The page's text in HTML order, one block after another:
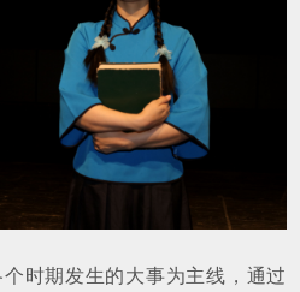
时期发生的大事为主线，通过